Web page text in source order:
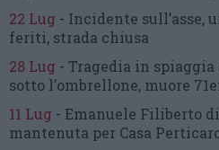
22 Lug - Incidente sull’asse,
feriti, strada chiusa
28 Lug - Tragedia in spiaggia
sotto l’ombrellone, muore
11 Lug - Emanuele Filiberto
mantenuta per Casa